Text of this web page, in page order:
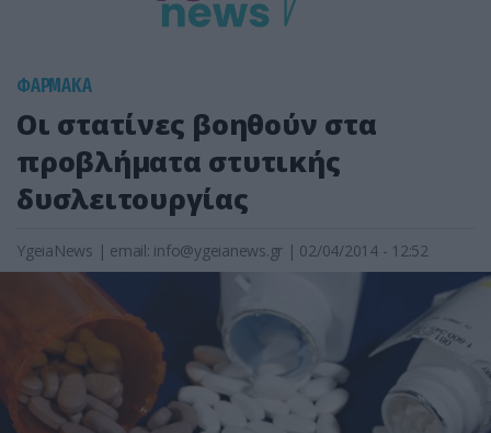
ΦΑΡΜΑΚΑ
Οι στατίνες βοηθούν στα
προβλήματα στυτικής
δυσλειτουργίας
YgeiaNews | email: info@ygeianews.gr | 02/04/2014 - 12:52